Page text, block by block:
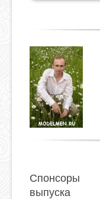
Спонсоры
выпуска